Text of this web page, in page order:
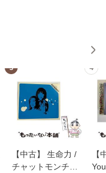
3
【中古】 生命力 /
チャットモンチー /
4
【